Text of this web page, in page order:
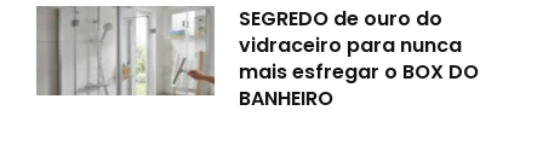
SEGREDO de ouro do
vidraceiro para nunca
mais esfregar o BOX DO
BANHEIRO